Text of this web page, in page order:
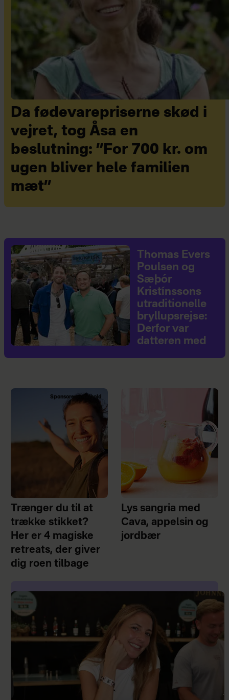
Da fødevarepriserne skød i
vejret, tog Åsa en
beslutning: ”For 700 kr. om
ugen bliver hele familien
mæt”
Thomas Evers
Poulsen og
Sæþór
Kristínssons
utraditionelle
bryllupsrejse:
Derfor var
datteren med
Sponsoreret indhold
Trænger du til at
trække stikket?
Her er 4 magiske
retreats, der giver
dig roen tilbage
Lys sangria med
Cava, appelsin og
jordbær